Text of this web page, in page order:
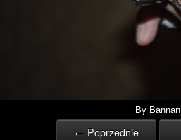
By Bannan
← Poprzednie